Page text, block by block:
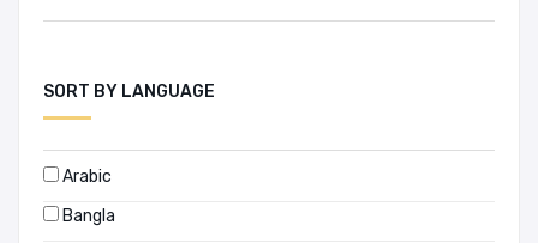
সাইফুল ইসলাম
সালমা নাসরীন
সুকুমার সেন
SORT BY LANGUAGE
Arabic
Bangla